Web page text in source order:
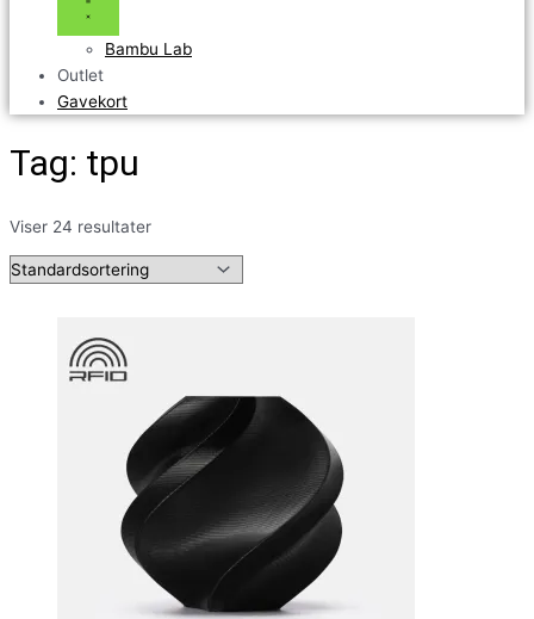
Bambu Lab
Outlet
Gavekort
Tag: tpu
Viser 24 resultater